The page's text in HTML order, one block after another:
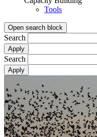
Tools
Open search block
Search
Search